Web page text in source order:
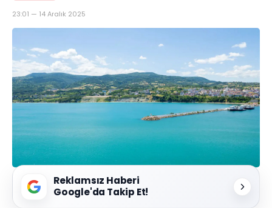
23:01 — 14 Aralık 2025
Reklamsız Haberi
Google'da Takip Et!